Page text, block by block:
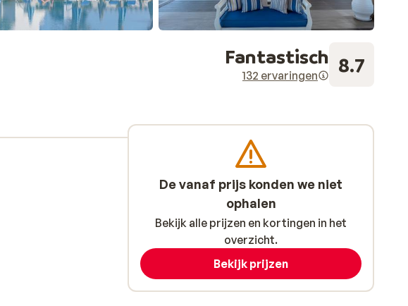
Fantastisch
132 ervaringen 8.7
De vanaf prijs konden we niet
ophalen
Bekijk alle prijzen en kortingen in het
overzicht.
Bekijk prijzen